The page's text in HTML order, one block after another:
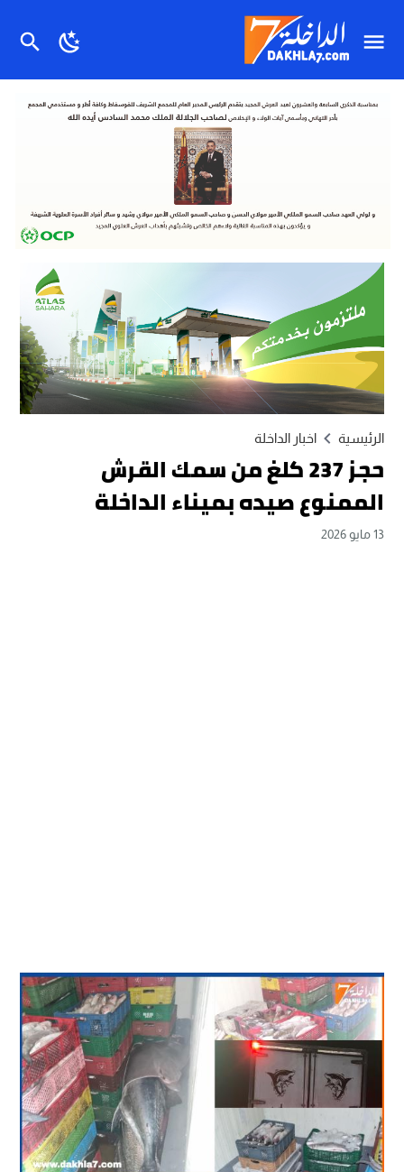
الرئيسية اخبار الداخلة
حجز 237 كلغ من سمك القرش
الممنوع صيده بميناء الداخلة
13 مايو 2026